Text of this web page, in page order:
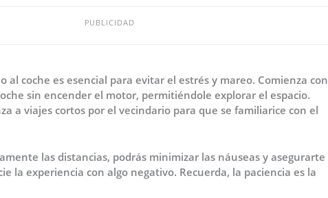
PUBLICIDAD
al coche es esencial para evitar el estrés y mareo. Comienza con
sin encender el motor, permitiéndole explorar el espacio.
a viajes cortos por el vecindario para que se familiarice con el
las distancias, podrás minimizar las náuseas y asegurarte
la experiencia con algo negativo. Recuerda, la paciencia es la